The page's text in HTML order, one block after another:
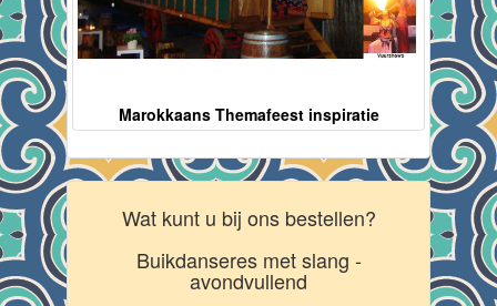
Marokkaans Themafeest inspiratie
Wat kunt u bij ons bestellen?
Buikdanseres met slang -
avondvullend